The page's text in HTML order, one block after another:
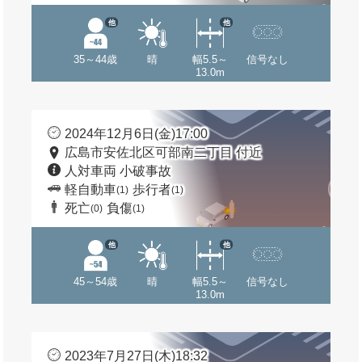
35～44歳
他
晴
幅5.5～
13.0m
他
信号なし
2024年12月6日(金)17:00
広島市安佐北区可部南二丁目 付近
人対車両 小破事故
軽自動車(1) 歩行者(1)
死亡(0) 負傷(1)
45～54歳
他
晴
幅5.5～
13.0m
他
信号なし
2023年7月27日(木)18:32